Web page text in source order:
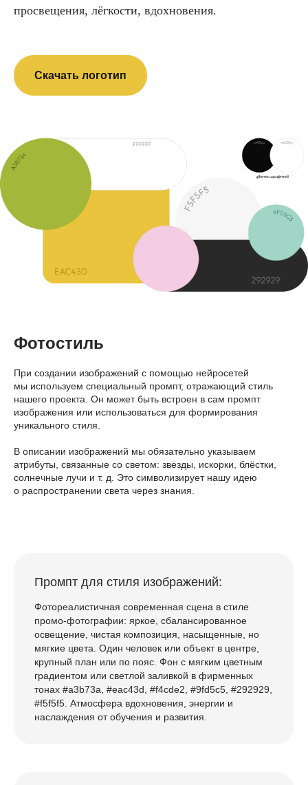
просвещения, лёгкости, вдохновения.
Скачать логотип
UNAGEO
Скачать шрифт
Простой геометрический шрифт с
переменной насыщенностью и поддержкой
наклона курсива, созданный с учетом
использования цифровых технологий,
однако он так же хорошо работает и в
печатном виде.
Unageo regular — основной текст
Фотостиль
При создании изображений с помощью нейросетей
мы используем специальный промпт, отражающий стиль
нашего проекта. Он может быть встроен в сам промпт
изображения или использоваться для формирования
уникального стиля.
В описании изображений мы обязательно указываем
атрибуты, связанные со светом: звёзды, искорки, блёстки,
солнечные лучи и т. д. Это символизирует нашу идею
о распространении света через знания.
Промпт для стиля изображений:
Фотореалистичная современная сцена в стиле
промо-фотографии: яркое, сбалансированное
освещение, чистая композиция, насыщенные, но
мягкие цвета. Один человек или объект в центре,
крупный план или по пояс. Фон с мягким цветным
градиентом или светлой заливкой в фирменных
тонах #a3b73a, #eac43d, #f4cde2, #9fd5c5, #292929,
#f5f5f5. Атмосфера вдохновения, энергии и
наслаждения от обучения и развития.